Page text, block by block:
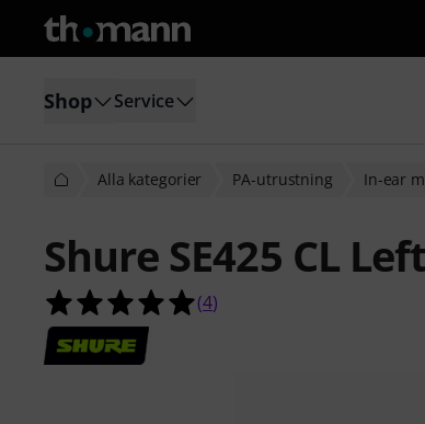
Shop Service
Alla kategorier PA-utrustning In-ear
Shure SE425 CL Left
5.0 av 5 stjärnor från 4
(4)